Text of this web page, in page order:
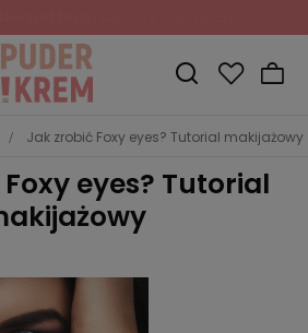
Jak zrobić Foxy eyes? Tutorial makijażowy
eyes? Tutorial